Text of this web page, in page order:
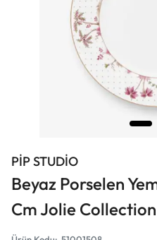
PİP STUDİO
Beyaz Porselen
Cm Jolie